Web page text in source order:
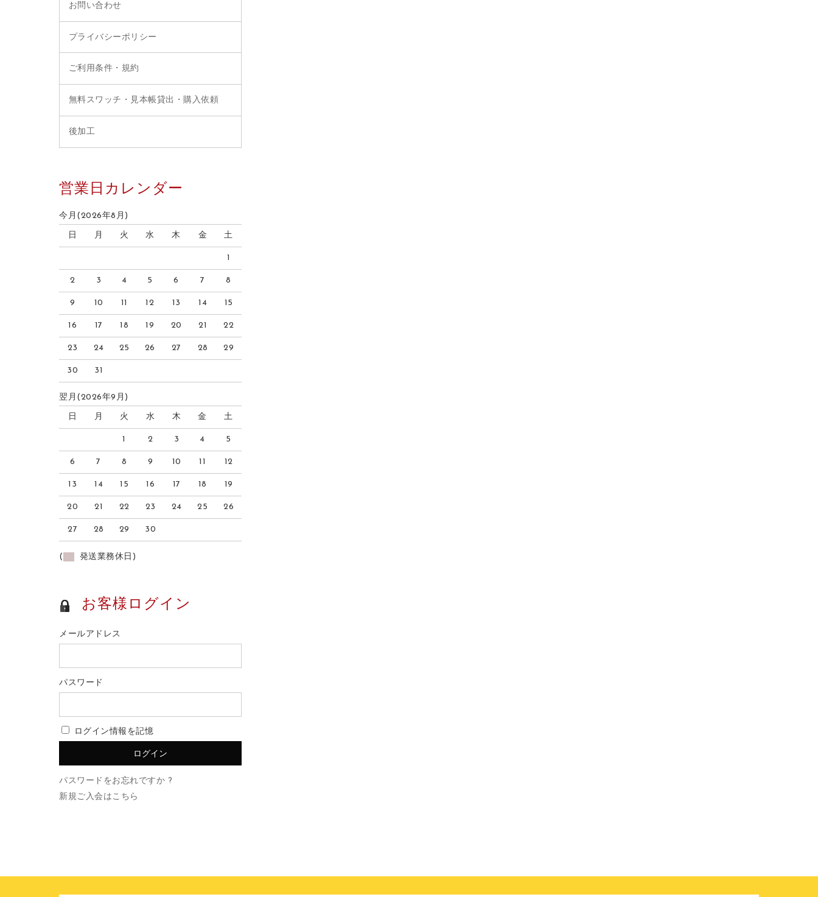
お問い合わせ
プライバシーポリシー
ご利用条件・規約
無料スワッチ・見本帳貸出・購入依頼
後加工
営業日カレンダー
今月(2026年8月)
日 月 火 水 木 金 土
1
2 3 4 5 6 7 8
9 10 11 12 13 14 15
16 17 18 19 20 21 22
23 24 25 26 27 28 29
30 31
翌月(2026年9月)
日 月 火 水 木 金 土
1 2 3 4 5
6 7 8 9 10 11 12
13 14 15 16 17 18 19
20 21 22 23 24 25 26
27 28 29 30
( 発送業務休日)
お客様ログイン
メールアドレス
パスワード
ログイン情報を記憶
パスワードをお忘れですか ?
新規ご入会はこちら